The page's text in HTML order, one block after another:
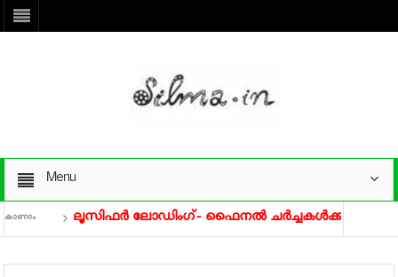
Menu
ലൂസിഫർ ലോഡിംഗ്- ഫൈനൽ ചർച്ചകൾക്ക് പ്രിഥ്വി